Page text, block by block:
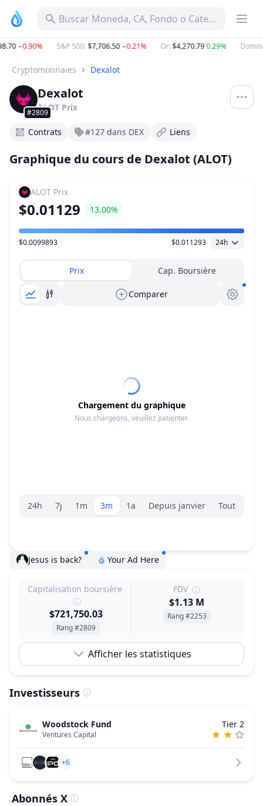
Buscar Moneda, CA, Fondo o Categoría
−0.90% S&P 500:$7,706.50−0.21% Or:$4,270.790.29%
Cryptomonnaies Dexalot
#2809
Dexalot
ALOT Prix
Contrats #127 dans DEX Liens
Graphique du cours de Dexalot (ALOT)
ALOT Prix
$0.01129 13.00%
Plage de prix
$0.0099893 $0.011293 24h
Prix Cap. Boursière
Comparer
Chargement du graphique
Nous chargeons, veuillez patienter.
Sélecteur de plage.
24h 7j 1m 3m 1a Depuis janvier Tout
Jesus is back? Your Ad Here
Capitalisation boursière
$721,750.03
Rang #2809
FDV
$1.13 M
Rang #2253
Afficher les statistiques
Investisseurs
Woodstock Fund
Ventures Capital
Tier 2
+6
Abonnés X